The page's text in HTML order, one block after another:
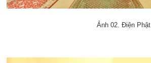
Ảnh 02. Điện Phật